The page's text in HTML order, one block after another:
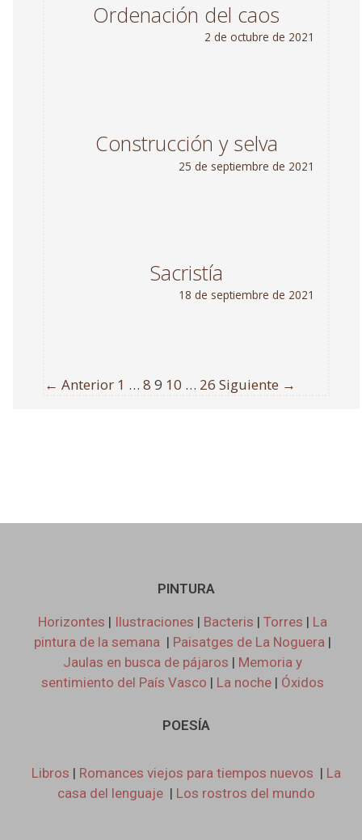
Ordenación del caos
2 de octubre de 2021
Construcción y selva
25 de septiembre de 2021
Sacristía
18 de septiembre de 2021
← Anterior 1 … 8 9 10 … 26 Siguiente →
PINTURA
Horizontes | Ilustraciones | Bacteris |Torres | La
pintura de la semana | Paisatges de La Noguera |
Jaulas en busca de pájaros | Memoria y
sentimiento del País Vasco | La noche | Óxidos
POESÍA
Libros | Romances viejos para tiempos nuevos | La
casa del lenguaje | Los rostros del mundo